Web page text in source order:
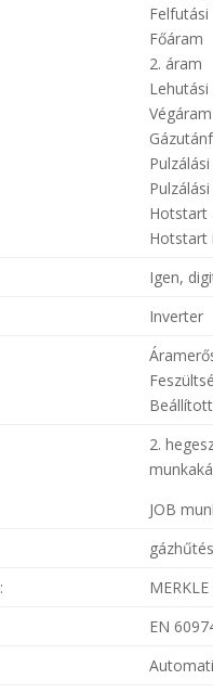
Felfutási
Főáram
2. áram
Lehutási
Végáram
Hotstart
Hotstart
Igen,
Inverter
2.
JOB
gázhűtés
:
EN